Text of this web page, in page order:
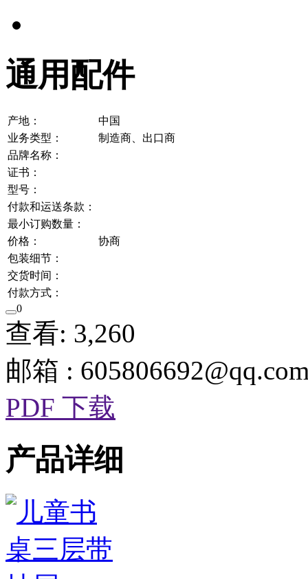
通用配件
产地：
中国
业务类型：
制造商、出口商
品牌名称：
证书：
型号：
付款和运送条款：
最小订购数量：
价格：
协商
包装细节：
交货时间：
付款方式：
0
查看: 3,260
邮箱 :
PDF 下载
产品详细